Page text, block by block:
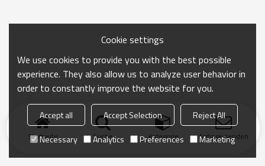
Startseite Suche Kategorie Anfrage senden
Cookie settings
We use cookies to provide you with the best possible
experience. They also allow us to analyze user behavior in
order to constantly improve the website for you.
Accept all Accept Selection
Reject All
Necessary
Analytics Preferences Marketing